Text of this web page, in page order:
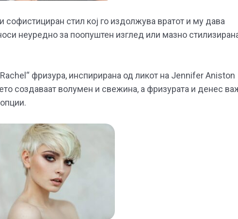
софистициран стил кој го издолжува вратот и му дава
неуредно за поопуштен изглед или мазно
фризура, инспирирана од ликот на Jennifer Aniston
создаваат волумен и свежина, а фризурата и денес